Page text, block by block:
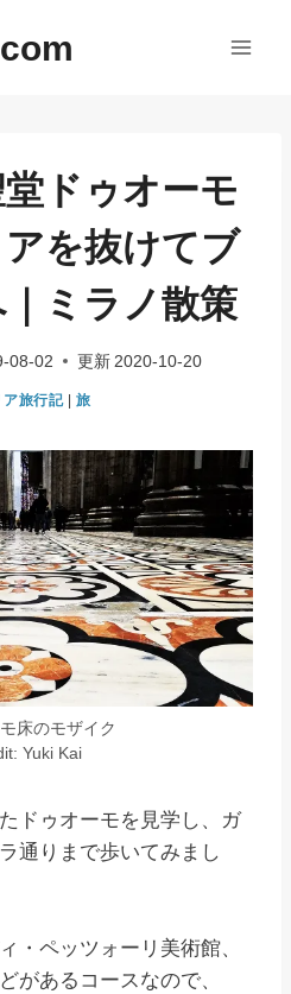
ドゥオーモ
を抜けてブ
ミラノ散策
08-02 更新 2020-10-20
ア旅行記|旅
床のモザイク
Yuki Kai
ドゥオーモを見学し、ガ
通りまで歩いてみまし
・ペッツォーリ美術館、
があるコースなので、